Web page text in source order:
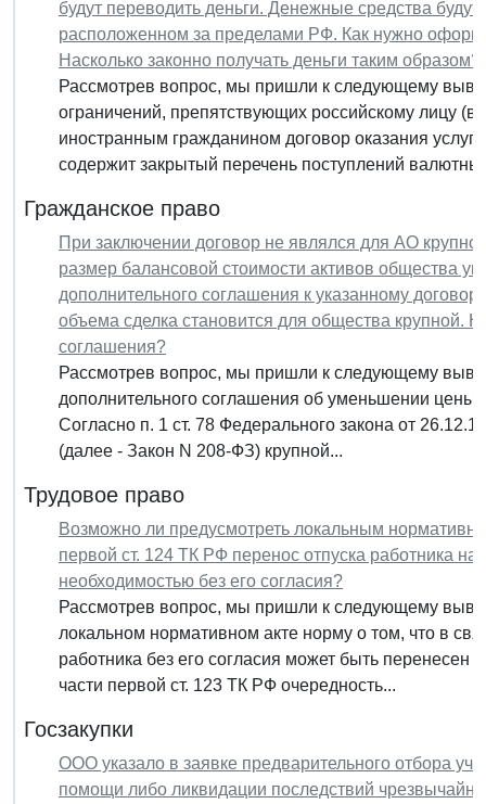
будут переводить деньги. Денежные средства будут
расположенном за пределами РФ. Как нужно
Насколько законно получать деньги таким образом?
Рассмотрев вопрос, мы пришли к следующему
ограничений, препятствующих российскому лицу (в
иностранным гражданином договор оказания
содержит закрытый перечень поступлений
Гражданское право
При заключении договор не являлся для АО
размер балансовой стоимости активов общества
дополнительного соглашения к указанному
объема сделка становится для общества крупной.
соглашения?
Рассмотрев вопрос, мы пришли к следующему
дополнительного соглашения об уменьшении цены
Согласно п. 1 ст. 78 Федерального закона от
(далее - Закон N 208-ФЗ) крупной...
Трудовое право
Возможно ли предусмотреть локальным
первой ст. 124 ТК РФ перенос отпуска работника на
необходимостью без его согласия?
Рассмотрев вопрос, мы пришли к следующему
локальном нормативном акте норму о том, что в
работника без его согласия может быть
части первой ст. 123 ТК РФ очередность...
Госзакупки
ООО указало в заявке предварительного отбора
помощи либо ликвидации последствий